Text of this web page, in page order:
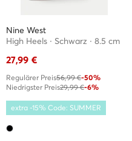
Nine West
High Heels · Schwarz · 8.5 cm
27,99 €
Regulärer Preis56,99 €-50%
Niedrigster Preis29,99 €-6%
extra -15% Code: SUMMER